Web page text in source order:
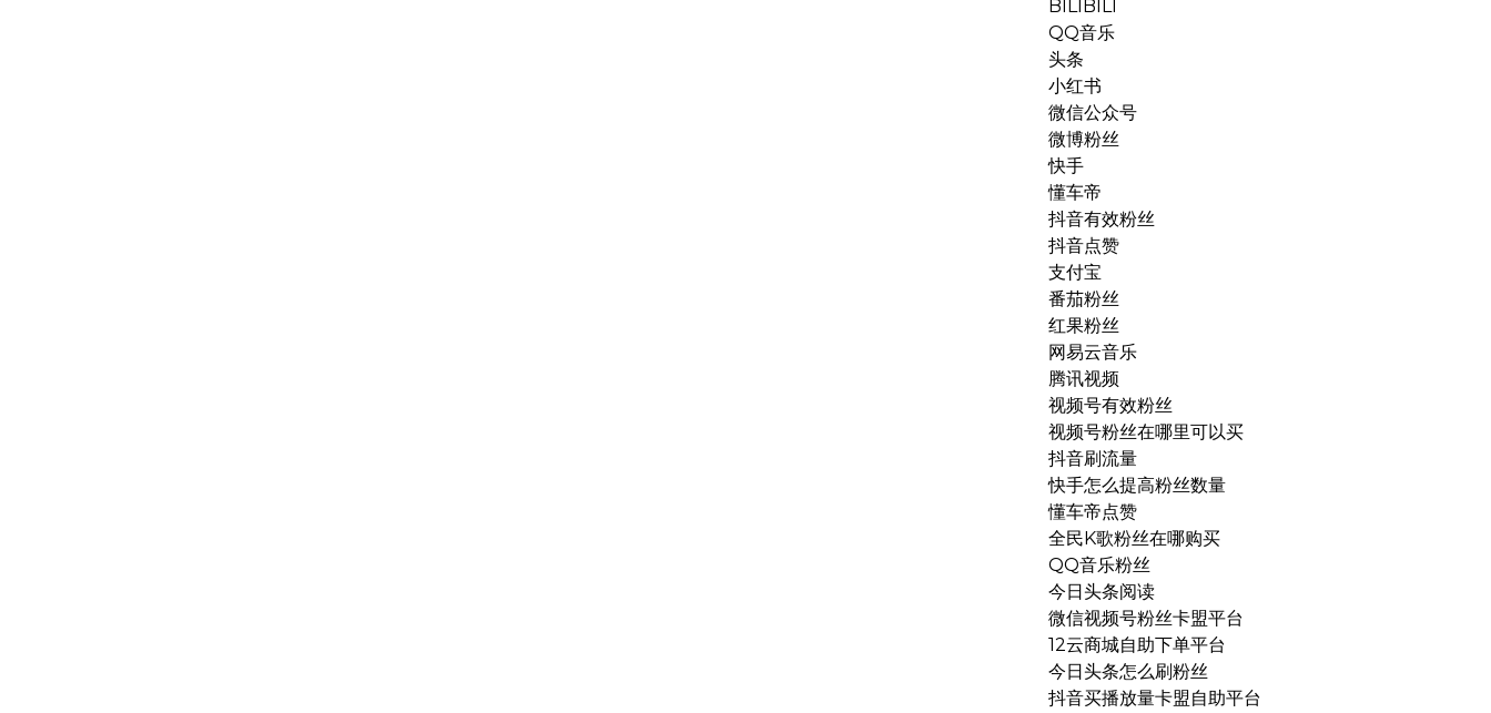
BILIBILI
QQ音乐
头条
小红书
微信公众号
微博粉丝
快手
懂车帝
抖音有效粉丝
抖音点赞
支付宝
番茄粉丝
红果粉丝
网易云音乐
腾讯视频
视频号有效粉丝
视频号粉丝在哪里可以买
抖音刷流量
快手怎么提高粉丝数量
懂车帝点赞
全民K歌粉丝在哪购买
QQ音乐粉丝
今日头条阅读
微信视频号粉丝卡盟平台
12云商城自助下单平台
今日头条怎么刷粉丝
抖音买播放量卡盟自助平台